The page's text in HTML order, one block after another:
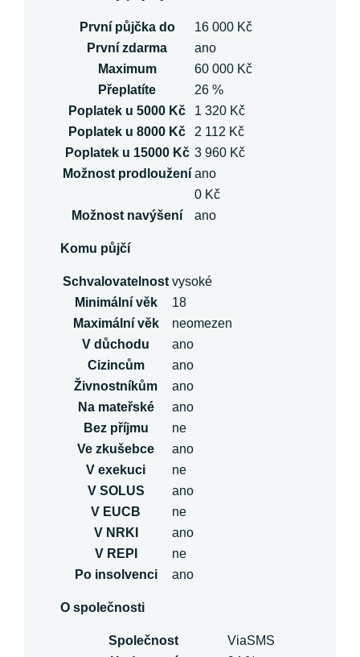
První půjčka do
16 000 Kč
První zdarma
ano
Maximum
60 000 Kč
Přeplatíte
26 %
Poplatek u 5000 Kč
1 320 Kč
Poplatek u 8000 Kč
2 112 Kč
Poplatek u 15000 Kč 3 960 Kč
Možnost prodloužení ano
0 Kč
Možnost navýšení
ano
Komu půjčí
Schvalovatelnost vysoké
Minimální věk
18
Maximální věk
neomezen
V důchodu
ano
Cizincům
ano
Živnostníkům
ano
Na mateřské
ano
Bez příjmu
ne
Ve zkušebce
ano
V exekuci
ne
V SOLUS
ano
V EUCB
ne
V NRKI
ano
V REPI
ne
Po insolvenci
ano
O společnosti
Společnost
ViaSMS